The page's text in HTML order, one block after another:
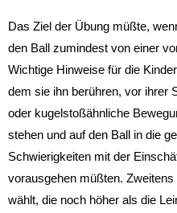
Das Ziel der Übung müßte,
den Ball zumindest von einer
Wichtige Hinweise für die
dem sie ihn berühren, vor ihrer
oder kugelstoßähnliche
stehen und auf den Ball in die
Schwierigkeiten mit der
vorausgehen müßten.
wählt, die noch höher als die